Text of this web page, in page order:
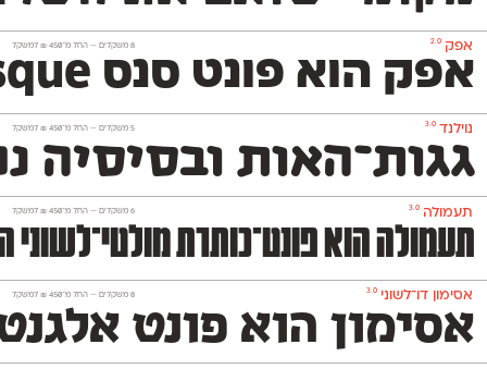
אפק 2.0 ‫8 משקלים — החל מ־450
₪למשקל
אפק הוא פונט סנס Grotesque דו־לשוני בסיסי, נעים וניטרלי שלא ישתלט על העיצוב שתרקחו בעזרתו. הוא משמש גם לטקסט־רץ (גם בגדלים קטנים מאד) וגם לכותרות ויפתור לכם בעיות עיצוביות בלי למצמץ. אפק כולל 8 משקלים
נוילנד 3.0 ‫5 משקלים — החל מ־ 450
₪למשקל
גגות־האות ובסיסיה
תעמולה 3.0 ‫6 משקלים — החל מ־ 450
₪למשקל
תעמולה הוא פונט־כותרת
אסימון דו־לשוני 3.0 ‫8 משקלים — החל מ־450
₪למשקל
אסימון הוא פונט